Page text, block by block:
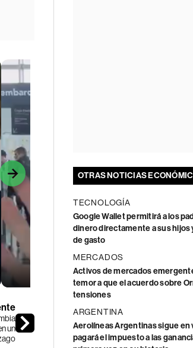
un
OTRAS NOTICIAS
TECNOLOGÍA
Google Wallet permitirá a los
dinero directamente a sus hijos
de gasto
MERCADOS
Activos de mercados
temor a que el acuerdo sobre
tensiones
ARGENTINA
Aerolíneas Argentinas sigue en
pagará el impuesto a las